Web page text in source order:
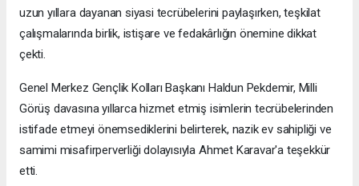
uzun yıllara dayanan siyasi tecrübelerini paylaşırken, teşkilat
çalışmalarında birlik, istişare ve fedakârlığın önemine dikkat
çekti.
Genel Merkez Gençlik Kolları Başkanı Haldun Pekdemir, Milli
Görüş davasına yıllarca hizmet etmiş isimlerin tecrübelerinden
istifade etmeyi önemsediklerini belirterek, nazik ev sahipliği ve
samimi misafirperverliği dolayısıyla Ahmet Karavar'a teşekkür
etti.